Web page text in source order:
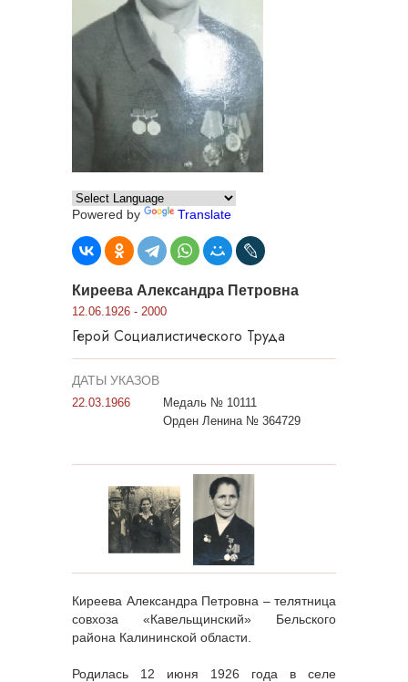
Powered by Translate
Киреева Александра Петровна
12.06.1926 - 2000
Герой Социалистического Труда
ДАТЫ УКАЗОВ
22.03.1966
Медаль № 10111
Орден Ленина № 364729
Киреева Александра Петровна – телятница
совхоза «Кавельщинский» Бельского
района Калининской области.
Родилась 12 июня 1926 года в селе